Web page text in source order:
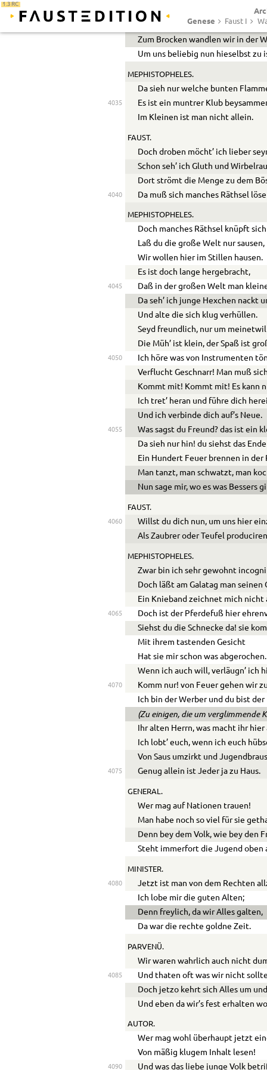
1.3 RC
Genese
Faust I
4030
Du Geist des Widerspruchs! Nur
Ich denke doch das war recht
Zum Brocken wandlen wir in der
Um uns beliebig nun hieselbst zu
MEPHISTOPHELES.
Da sieh nur welche bunten
4035
Es ist ein muntrer Klub
Im Kleinen ist man nicht allein.
FAUST.
Doch droben möcht’ ich lieber
Schon seh’ ich Gluth und
Dort strömt die Menge zu dem
4040 Da muß sich manches Räthsel
MEPHISTOPHELES.
Doch manches Räthsel knüpft
Laß du die große Welt nur sausen,
Wir wollen hier im Stillen hausen.
Es ist doch lange hergebracht,
4045
Daß in der großen Welt man
Da seh’ ich junge Hexchen nackt
Und alte die sich klug verhüllen.
Seyd freundlich, nur um
Die Müh’ ist klein, der Spaß ist
4050
Ich höre was von Instrumenten
Verflucht Geschnarr! Man muß
Kommt mit! Kommt mit! Es kann
Ich tret’ heran und führe dich
Und ich verbinde dich auf’s Neue.
4055
Was sagst du Freund? das ist ein
Da sieh nur hin! du siehst das
Ein Hundert Feuer brennen in der
Man tanzt, man schwatzt, man
Nun sage mir, wo es was Bessers
FAUST.
4060
Willst du dich nun, um uns hier
Als Zaubrer oder Teufel
MEPHISTOPHELES.
Zwar bin ich sehr gewohnt
Doch läßt am Galatag man seinen
Ein Knieband zeichnet mich nicht
4065
Doch ist der Pferdefuß hier
Siehst du die Schnecke da! sie
Mit ihrem tastenden Gesicht
Hat sie mir schon was abgerochen.
Wenn ich auch will, verläugn’ ich
4070
Komm nur! von Feuer gehen wir
Ich bin der Werber und du bist der
(Zu einigen, die um verglimmende
Ihr alten Herrn, was macht ihr hier
Ich lobt’ euch, wenn ich euch
Von Saus umzirkt und
4075 Genug allein ist Jeder ja zu Haus.
GENERAL.
Wer mag auf Nationen trauen!
Man habe noch so viel für sie
Denn bey dem Volk, wie bey den
Steht immerfort die Jugend oben
MINISTER.
4080
Jetzt ist man von dem Rechten
Ich lobe mir die guten Alten;
Denn freylich, da wir Alles galten,
Da war die rechte goldne Zeit.
PARVENÜ.
Wir waren wahrlich auch nicht
4085
Und thaten oft was wir nicht
Doch jetzo kehrt sich Alles um
Und eben da wir’s fest erhalten
AUTOR.
Wer mag wohl überhaupt jetzt
Von mäßig klugem Inhalt lesen!
4090 Und was das liebe junge Volk